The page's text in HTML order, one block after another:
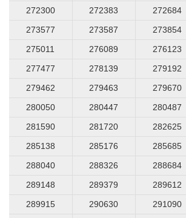
272300
272383 272684
273577
273587 273854
275011
276089 276123
277477
278139 279192
279462
279463 279670
280050
280447 280487
281590
281720 282625
285138
285176 285685
288040
288326 288684
289148
289379 289612
289915
290630 291090